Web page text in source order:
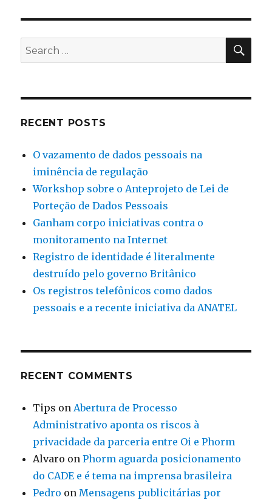
Search
for:
RECENT POSTS
O vazamento de dados pessoais na
iminência de regulação
Workshop sobre o Anteprojeto de Lei de
Porteção de Dados Pessoais
Ganham corpo iniciativas contra o
monitoramento na Internet
Registro de identidade é literalmente
destruído pelo governo Britânico
Os registros telefônicos como dados
pessoais e a recente iniciativa da ANATEL
RECENT COMMENTS
Tips onAbertura de Processo
Administrativo aponta os riscos à
privacidade da parceria entre Oi e Phorm
Alvaro onPhorm aguarda posicionamento
do CADE e é tema na imprensa brasileira
Pedro onMensagens publicitárias por